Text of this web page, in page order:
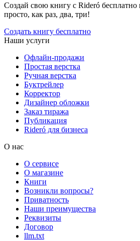
Создай свою книгу с Rideró бесплатно
просто, как раз, два, три!
Создать книгу бесплатно
Наши услуги
Офлайн-продажи
Простая верстка
Ручная верстка
Буктрейлер
Корректор
Дизайнер обложки
Заказ тиража
Публикация
Rideró для бизнеса
О нас
О сервисе
О магазине
Книги
Возникли вопросы?
Приватность
Наши преимущества
Реквизиты
Договор
llm.txt